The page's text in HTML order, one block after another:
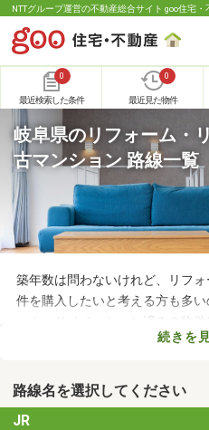
NTTグループ運営の不動産総合サイト goo住宅・
0
最近検索した条件
0
最近見た物件
岐阜県のリフォーム・
古マンション 路線一覧
築年数は問わないけれど、リフ
件を購入したいと考える方も多
ーム・リノベーション済みの物
なっていることがポイント。住
済みの中古マンションを紹介しま
くださいね。
続きを
路線名を選択してください
JR